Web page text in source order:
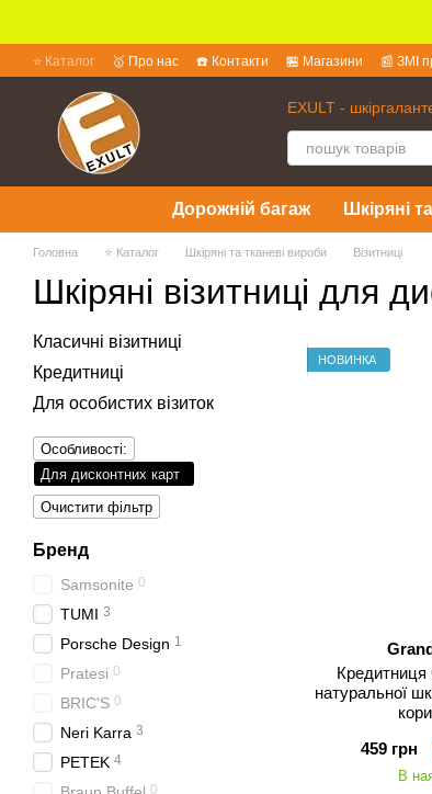
⭐ Каталог 🥇 Про нас ☎️ Контакти 🏪 Магазини 📰 ЗМІ
EXULT -
Дорожній багаж Шкіряні
Головна ⭐ Каталог Шкіряні та тканеві вироби Візитниці
Шкіряні візитниці для
НОВИНКА
Кредитниця
натуральної
459 грн
В
Класичні візитниці
Кредитниці
Для особистих візиток
Особливості:
Для дисконтних карт
Очистити фільтр
Бренд
Samsonite 0
TUMI 3
Porsche Design 1
Pratesi 0
BRIC'S 0
Neri Karra 3
PETEK 4
0